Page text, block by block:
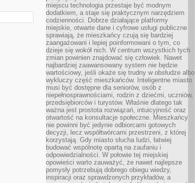
miejscu technologia przestaje być modnym
dodatkiem, a staje się praktycznym narzędziem
codzienności. Dobrze działające platformy
miejskie, otwarte dane i cyfrowe usługi publiczne
sprawiają, że mieszkańcy czują się bardziej
zaangażowani i lepiej poinformowani o tym, co
dzieje się wokół nich. W centrum wszystkich tych
zmian powinien znajdować się człowiek. Nawet
najbardziej zaawansowany system nie będzie
wartościowy, jeśli okaże się trudny w obsłudze albo
wykluczy część mieszkańców. Inteligentne miasto
musi być dostępne dla seniorów, osób z
niepełnosprawnościami, rodzin z dziećmi, uczniów,
przedsiębiorców i turystów. Właśnie dlatego tak
ważna jest prostota rozwiązań, intuicyjność oraz
otwartość na konsultacje społeczne. Mieszkańcy
nie powinni być jedynie odbiorcami gotowych
decyzji, lecz współtwórcami przestrzeni, z której
korzystają. Gdy miasto słucha ludzi, łatwiej
budować wspólnotę opartą na zaufaniu i
odpowiedzialności. W połowie tej miejskiej
opowieści warto zauważyć, że nawet najlepsze
pomysły potrzebują dobrego obiegu wiedzy,
inspiracji oraz sprawdzonych przykładów, a